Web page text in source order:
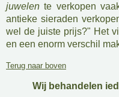
juwelen te verkopen
antieke sieraden
wel de juiste prijs?" Het
en een enorm verschil
Terug naar boven
Wij behandelen